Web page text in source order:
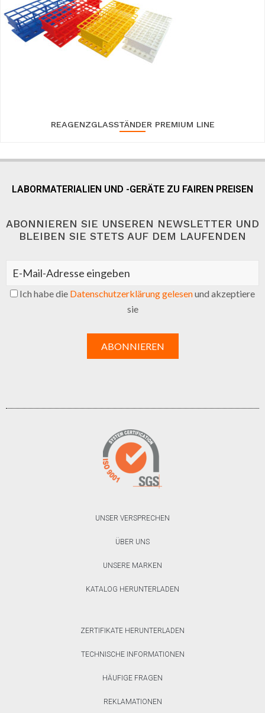
REAGENZGLASSTÄNDER PREMIUM LINE
LABORMATERIALIEN UND -GERÄTE ZU FAIREN PREISEN
ABONNIEREN SIE UNSEREN NEWSLETTER UND
BLEIBEN SIE STETS AUF DEM LAUFENDEN
Ich habe die Datenschutzerklärung gelesenund akzeptiere
sie
UNSER VERSPRECHEN
ÜBER UNS
UNSERE MARKEN
KATALOG HERUNTERLADEN
ZERTIFIKATE HERUNTERLADEN
TECHNISCHE INFORMATIONEN
HÄUFIGE FRAGEN
REKLAMATIONEN